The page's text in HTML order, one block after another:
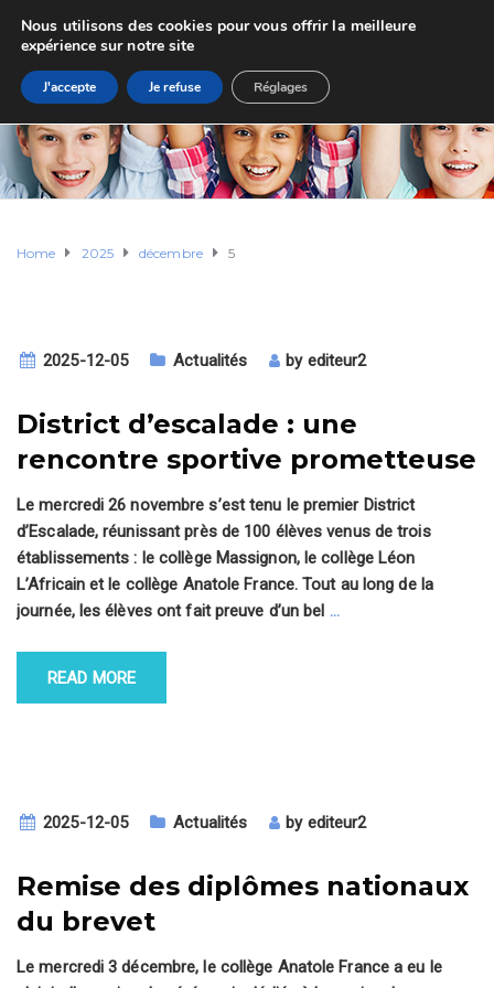
Home 2025 décembre 5
2025-12-05 Actualités by editeur2
District d’escalade : une
rencontre sportive prometteuse
Le mercredi 26 novembre s’est tenu le premier District
d’Escalade, réunissant près de 100 élèves venus de trois
établissements : le collège Massignon, le collège Léon
L’Africain et le collège Anatole France. Tout au long de la
journée, les élèves ont fait preuve d’un bel …
READ MORE
2025-12-05 Actualités by editeur2
Remise des diplômes nationaux
du brevet
Le mercredi 3 décembre, le collège Anatole France a eu le
Nous utilisons des cookies pour vous offrir la meilleure
expérience sur notre site
J'accepte Je refuse Réglages